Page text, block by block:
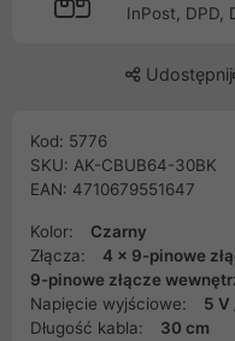
InPost, DPD,
Udostępnij
Kod: 5776
SKU: AK-CBUB64-30BK
EAN: 4710679551647
Kolor:
Czarny
Złącza:
4 x 9-pinowe
9-pinowe złącze
Napięcie wyjściowe:
5 V
Długość kabla:
30 cm